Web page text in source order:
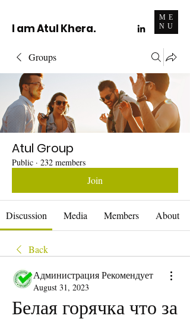
I am Atul Khera.
ME
NU
Groups
Atul Group
Public · 232 members
Join
Discussion Media Members About
Back
Администрация Рекомендует
August 31, 2023
Белая горячка что за